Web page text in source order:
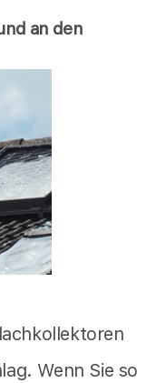
an den
Wenn Sie so